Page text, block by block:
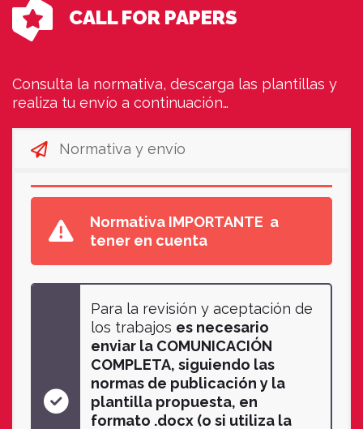
CALL FOR PAPERS
Consulta la normativa, descarga las plantillas y
realiza tu envío a continuación…
Normativa y envío
Normativa IMPORTANTE a
tener en cuenta
Para la revisión y aceptación de
los trabajos es necesario
enviar la COMUNICACIÓN
COMPLETA, siguiendo las
normas de publicación y la
plantilla propuesta, en
formato .docx (o si utiliza la